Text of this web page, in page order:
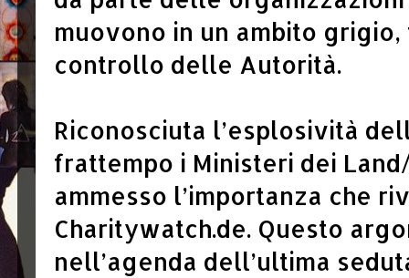
muovono in un ambito
controllo delle Autorità.
Riconosciuta l’esplosività
frattempo i Ministeri dei
ammesso l’importanza che
Charitywatch.de. Questo
nell’agenda dell’ultima